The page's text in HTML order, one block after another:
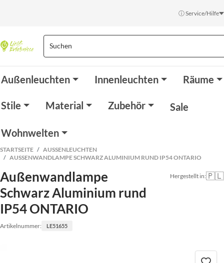
ⓘ Service/Hilfe
Außenleuchten Innenleuchten Räume
Stile Material Zubehör Sale
Wohnwelten
STARTSEITE
AUSSENLEUCHTEN
AUSSENWANDLAMPE SCHWARZ ALUMINIUM RUND IP54 ONTARIO
Außenwandlampe
Schwarz Aluminium rund
IP54 ONTARIO
Artikelnummer: LE51655
Hergestellt in:🇵🇱